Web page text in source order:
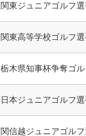
関東ジュニアゴルフ
関東高等学校ゴルフ
栃木県知事杯争奪ゴ
日本ジュニアゴルフ
関信越ジュニアゴル